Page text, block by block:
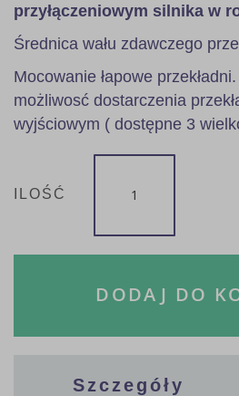
przyłączeniowym silnika w
Średnica wału zdawczego
Mocowanie łapowe
możliwosć dostarczenia
wyjściowym ( dostępne 3
ILOŚĆ
DODAJ DO
Szczegóły